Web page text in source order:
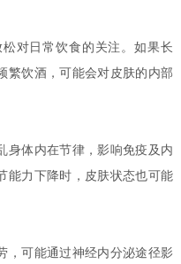
对日常饮食的关注。如果长
繁饮酒，可能会对皮肤的内部
体内在节律，影响免疫及内
能力下降时，皮肤状态也可能
可能通过神经内分泌途径影